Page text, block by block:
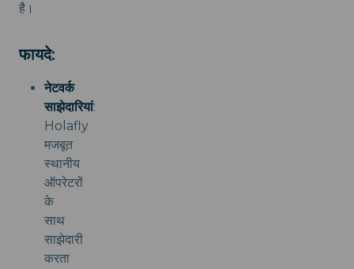
है।
फायदे:
नेटवर्क
साझेदारियां:
Holafly
मजबूत
स्थानीय
ऑपरेटरों
के
साथ
साझेदारी
करता